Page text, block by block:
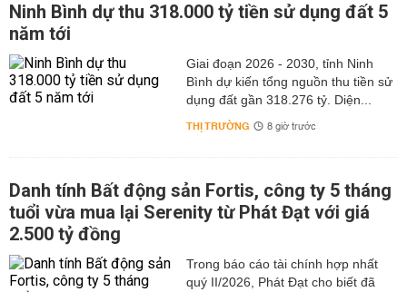
Ninh Bình dự thu 318.000 tỷ tiền sử dụng đất 5
năm tới
Giai đoạn 2026 - 2030, tỉnh Ninh
Bình dự kiến tổng nguồn thu tiền sử
dụng đất gần 318.276 tỷ. Diện...
THỊ TRƯỜNG 8 giờ trước
Danh tính Bất động sản Fortis, công ty 5 tháng
tuổi vừa mua lại Serenity từ Phát Đạt với giá
2.500 tỷ đồng
Trong báo cáo tài chính hợp nhất
quý II/2026, Phát Đạt cho biết đã